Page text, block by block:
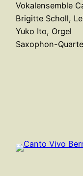
Vokalensemble
Brigitte Scholl,
Yuko Ito, Orgel
Saxophon-